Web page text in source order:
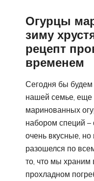
Огурцы
зиму
рецепт
временем
Сегодня бы будем
нашей семье,
маринованных
набором специй –
очень вкусные,
разошелся по
то, что мы храним
прохладном